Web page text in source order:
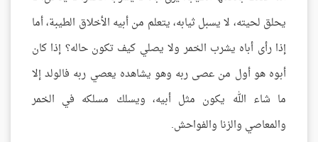
يحلق لحيته، لا يسبل ثيابه، يتعلم من أبيه الأخلاق الطيبة، أما
إذا رأى أباه يشرب الخمر ولا يصلي كيف تكون حاله؟ إذا كان
أبوه هو أول من عصى ربه وهو يشاهده يعصي ربه فالولد إلا
ما شاء الله يكون مثل أبيه، ويسلك مسلكه في الخمر
والمعاصي والزنا والفواحش.